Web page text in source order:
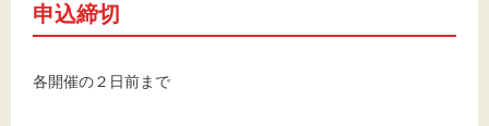
申込締切
各開催の２日前まで